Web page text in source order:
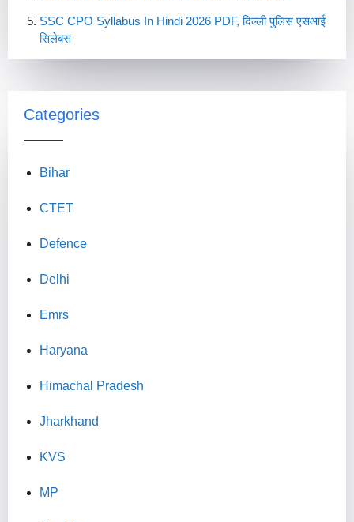
SSC CPO Syllabus In Hindi 2026 PDF, दिल्ली पुलिस एसआई
सिलेबस
Categories
Bihar
CTET
Defence
Delhi
Emrs
Haryana
Himachal Pradesh
Jharkhand
KVS
MP